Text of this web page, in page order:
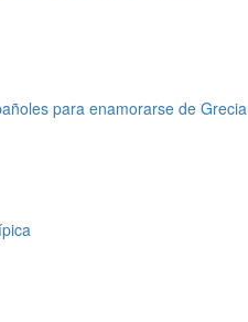
para enamorarse de Grecia